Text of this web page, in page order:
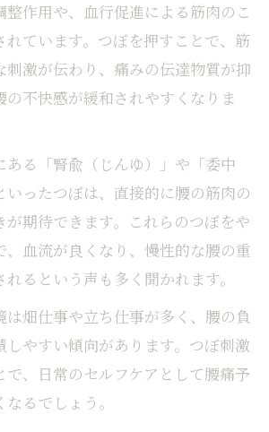
整作用や、血行促進による筋肉のこ
れています。つぼを押すことで、筋
刺激が伝わり、痛みの伝達物質が抑
の不快感が緩和されやすくなりま
ある「腎兪（じんゆ）」や「委中
いったつぼは、直接的に腰の筋肉の
が期待できます。これらのつぼをや
、血流が良くなり、慢性的な腰の重
るという声も多く聞かれます。
は畑仕事や立ち仕事が多く、腰の負
しやすい傾向があります。つぼ刺激
で、日常のセルフケアとして腰痛予
るでしょう。